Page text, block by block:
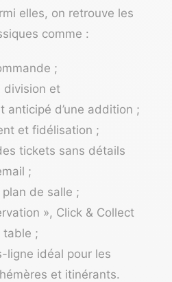
elles, on retrouve les
comme :
;
division et
anticipé d’une addition ;
et fidélisation ;
tickets sans détails
;
de salle ;
», Click & Collect
table ;
ligne idéal pour les
et itinérants.